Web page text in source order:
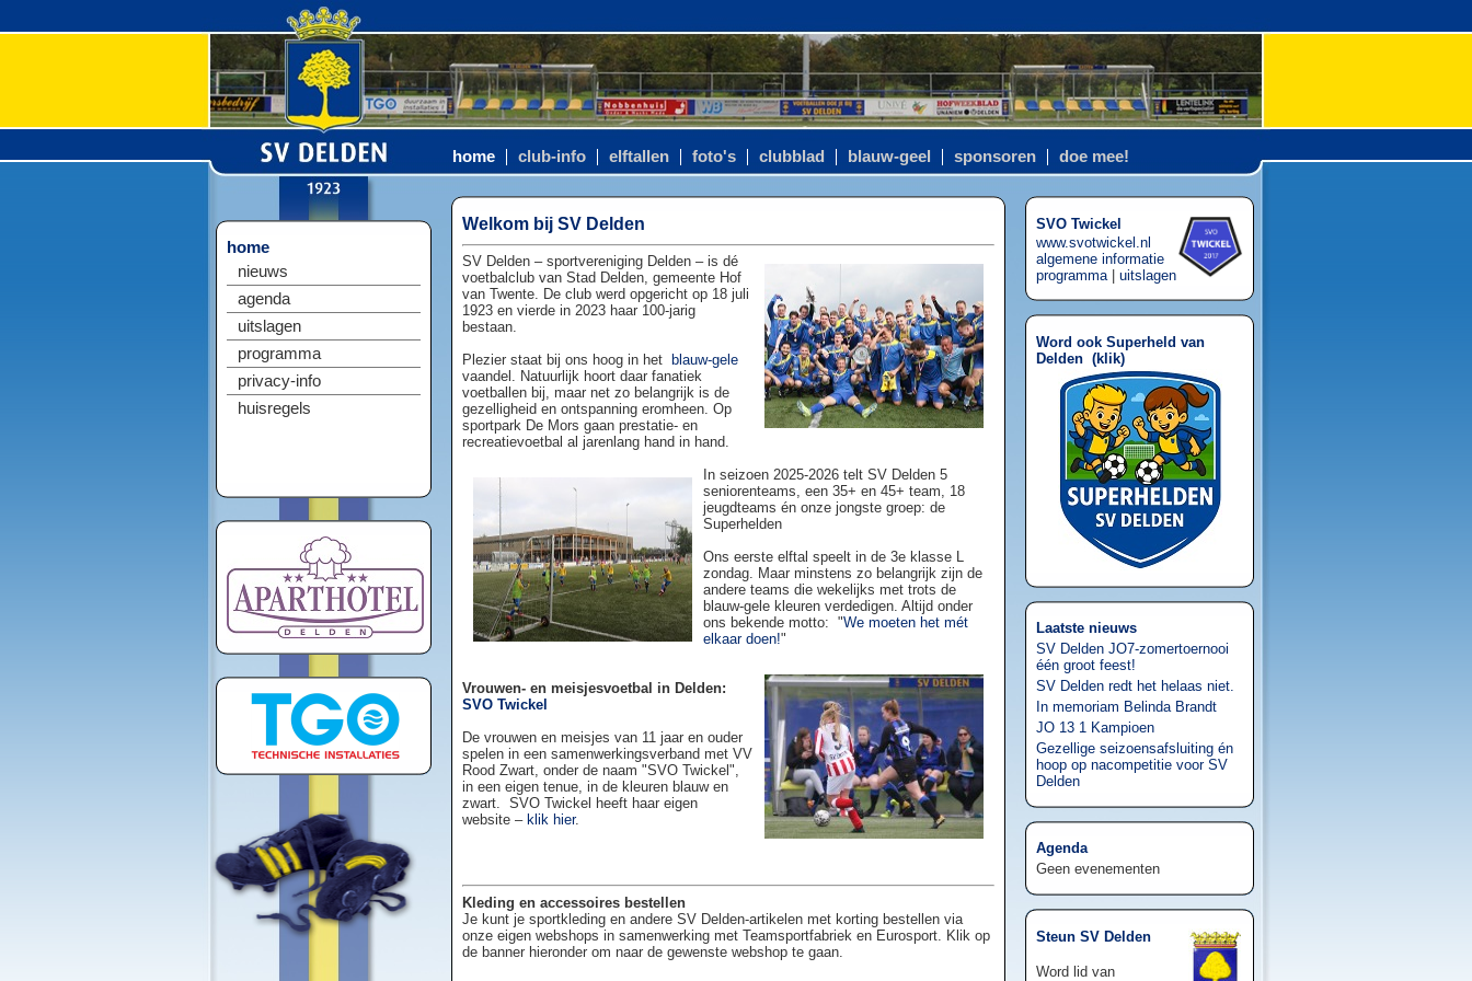
home club-info elftallen foto's clubblad blauw-geel sponsoren doe mee!
home
nieuws
agenda
uitslagen
programma
privacy-info
huisregels
Welkom bij SV Delden
SV Delden – sportvereniging Delden – is dé
voetbalclub van Stad Delden, gemeente Hof
van Twente. De club werd opgericht op 18 juli
1923 en vierde in 2023 haar 100-jarig
bestaan.
Plezier staat bij ons hoog in het
blauw-gele
vaandel. Natuurlijk hoort daar fanatiek
voetballen bij, maar net zo belangrijk is de
gezelligheid en ontspanning eromheen. Op
sportpark De Mors gaan prestatie- en
recreatievoetbal al jarenlang hand in hand.
In seizoen 2025-2026 telt SV Delden 5
seniorenteams, een 35+ en 45+ team, 18
jeugdteams én onze jongste groep: de
Superhelden
Ons eerste elftal speelt in de 3e klasse L
zondag. Maar minstens zo belangrijk zijn de
andere teams die wekelijks met trots de
blauw-gele kleuren verdedigen. Altijd onder
ons bekende motto: "We moeten het mét
elkaar doen!"
Vrouwen- en meisjesvoetbal in Delden:
SVO Twickel
De vrouwen en meisjes van 11 jaar en ouder
spelen in een samenwerkingsverband met VV
Rood Zwart, onder de naam "SVO Twickel",
in een eigen tenue, in de kleuren blauw en
zwart. SVO Twickel heeft haar eigen
website – klik hier.
Kleding en accessoires bestellen
Je kunt je sportkleding en andere SV Delden-artikelen met korting bestellen via
onze eigen webshops in samenwerking met Teamsportfabriek en Eurosport. Klik op
de banner hieronder om naar de gewenste webshop te gaan.
SVO Twickel
www.svotwickel.nl
algemene informatie
programma| uitslagen
Word ook Superheld van
Delden (klik)
Laatste nieuws
SV Delden JO7-zomertoernooi
één groot feest!
SV Delden redt het helaas niet.
In memoriam Belinda Brandt
JO 13 1 Kampioen
Gezellige seizoensafsluiting én
hoop op nacompetitie voor SV
Delden
Agenda
Geen evenementen
Steun SV Delden
Word lid van